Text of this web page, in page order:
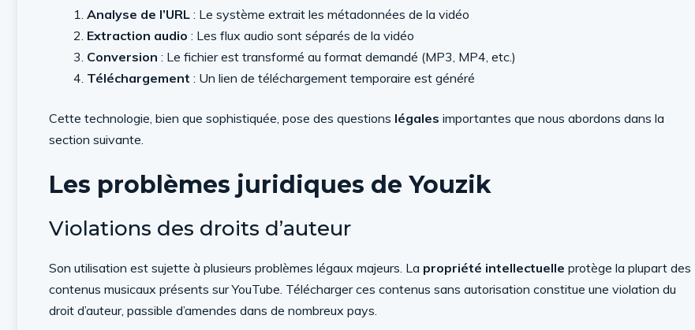
Analyse de l’URL : Le système extrait les métadonnées de la vidéo
Extraction audio : Les flux audio sont séparés de la vidéo
Conversion : Le fichier est transformé au format demandé (MP3, MP4, etc.)
Téléchargement : Un lien de téléchargement temporaire est généré
Cette technologie, bien que sophistiquée, pose des questions légales importantes que nous abordons dans la
section suivante.
Les problèmes juridiques de Youzik
Violations des droits d’auteur
Son utilisation est sujette à plusieurs problèmes légaux majeurs. La propriété intellectuelle protège la plupart des
contenus musicaux présents sur YouTube. Télécharger ces contenus sans autorisation constitue une violation du
droit d’auteur, passible d’amendes dans de nombreux pays.